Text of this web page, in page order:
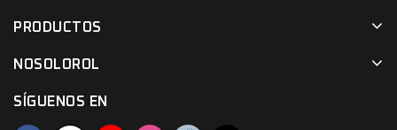
PRODUCTOS
NOSOLOROL
SÍGUENOS EN